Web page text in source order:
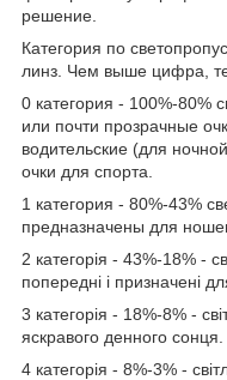
решение.
Категория по
линз. Чем выше цифра,
0 категория - 100%-80%
или почти прозрачные
водительские (для
очки для спорта.
1 категория - 80%-43%
предназначены для
2 категорія - 43%-18% -
попередні і призначені
3 категорія - 18%-8% -
яскравого денного сонця.
4 категорія - 8%-3% -